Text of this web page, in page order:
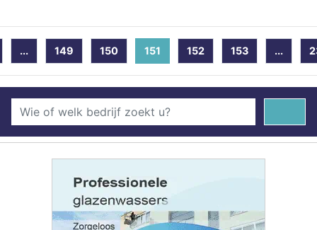
... 149 150 151 (current)
152 153 ...